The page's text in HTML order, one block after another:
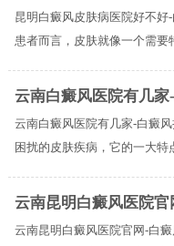
昆明白癜风皮肤病医院好不
患者而言，皮肤就像一个需要
云南白癜风医院有几
云南白癜风医院有几家-白癜
困扰的皮肤疾病，它的一大特
云南昆明白癜风医院
云南昆明白癜风医院官网-白